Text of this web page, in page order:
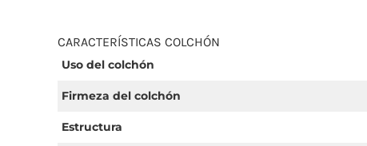
CARACTERÍSTICAS COLCHÓN
Uso del colchón
Firmeza del colchón
Estructura